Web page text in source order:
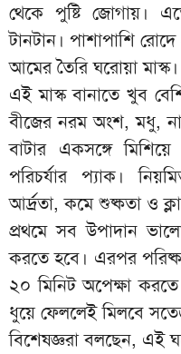
থেকে পুষ্টি জোগায়।
টানটান। পাশাপাশি
আমের তৈরি ঘরোয়া মাস্ক।
এই মাস্ক বানাতে খুব
বীজের নরম অংশ, মধু,
বাটার একসঙ্গে
পরিচর্যার প্যাক।
আর্দ্রতা, কমে শুষ্কতা ও
প্রথমে সব উপাদান
করতে হবে। এরপর
২০ মিনিট অপেক্ষা
ধুয়ে ফেললেই মিলবে
বিশেষজ্ঞরা বলছেন, এই